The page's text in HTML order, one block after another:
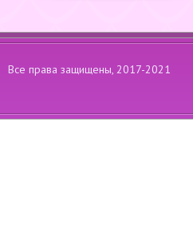
Все права защищены, 2017-2021